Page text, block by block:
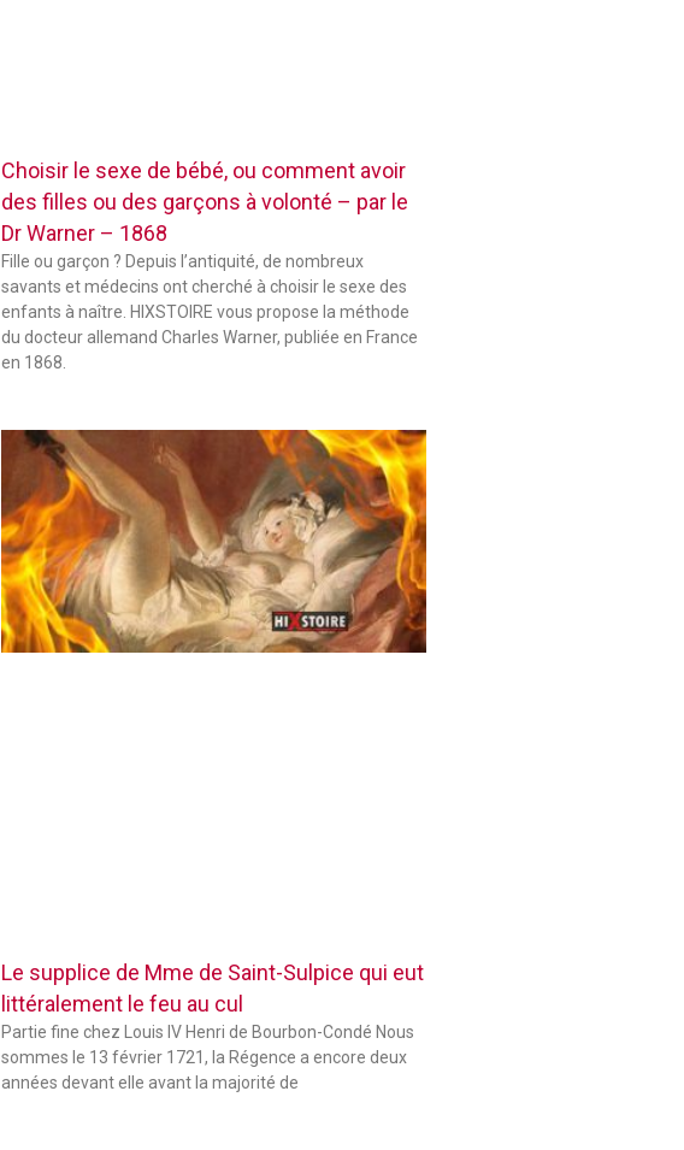
Choisir le sexe de bébé, ou comment avoir
des filles ou des garçons à volonté – par le
Dr Warner – 1868
Fille ou garçon ? Depuis l’antiquité, de nombreux
savants et médecins ont cherché à choisir le sexe des
enfants à naître. HIXSTOIRE vous propose la méthode
du docteur allemand Charles Warner, publiée en France
en 1868.
Le supplice de Mme de Saint-Sulpice qui eut
littéralement le feu au cul
Partie fine chez Louis IV Henri de Bourbon-Condé Nous
sommes le 13 février 1721, la Régence a encore deux
années devant elle avant la majorité de